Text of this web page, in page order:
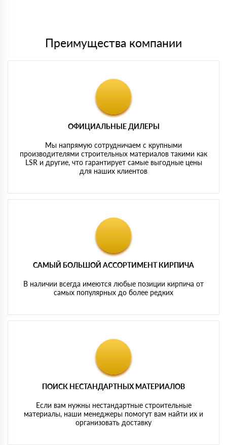
Преимущества компании
ОФИЦИАЛЬНЫЕ ДИЛЕРЫ
Мы напрямую сотрудничаем с крупными
производителями строительных материалов такими как
LSR и другие, что гарантирует самые выгодные цены
для наших клиентов
САМЫЙ БОЛЬШОЙ АССОРТИМЕНТ КИРПИЧА
В наличии всегда имеются любые позиции кирпича от
самых популярных до более редких
ПОИСК НЕСТАНДАРТНЫХ МАТЕРИАЛОВ
Если вам нужны нестандартные строительные
материалы, наши менеджеры помогут вам найти их и
организовать доставку